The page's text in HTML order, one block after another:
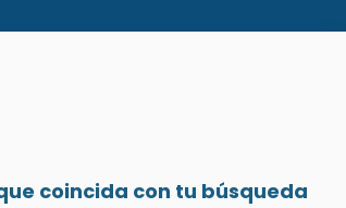
coincida con tu búsqueda